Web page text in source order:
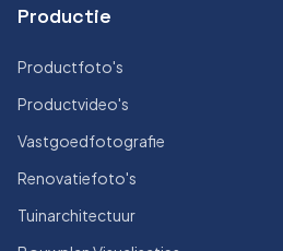
Productie
Productfoto's
Productvideo's
Vastgoedfotografie
Renovatiefoto's
Tuinarchitectuur